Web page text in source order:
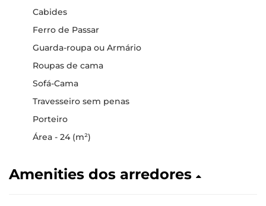
Cabides
Ferro de Passar
Guarda-roupa ou Armário
Roupas de cama
Sofá-Cama
Travesseiro sem penas
Porteiro
Área - 24 (m²)
Amenities dos arredores